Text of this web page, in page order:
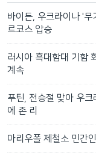
바이든, 우크라이나 '무
르코스 압승
러시아 흑대함대 기함
계속
푸틴, 전승절 맞아 우
에 존 리
마리우폴 제철소 민간